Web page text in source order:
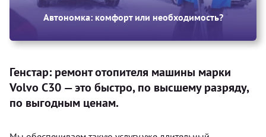
Автономка: комфорт или необходимость?
Генстар: ремонт отопителя машины марки
Volvo C30 — это быстро, по высшему разряду,
по выгодным ценам.